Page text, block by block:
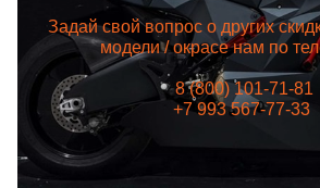
Задай свой вопрос о других
модели / окрасе нам по
8 (800) 101-71-81
+7 993 567-77-33